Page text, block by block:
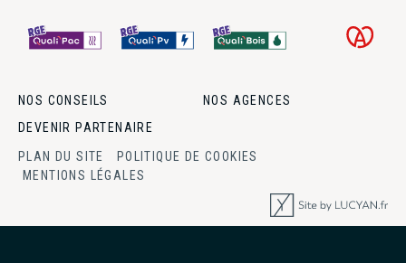
NOS CONSEILS
NOS AGENCES
DEVENIR PARTENAIRE
PLAN DU SITE
POLITIQUE DE COOKIES
MENTIONS LÉGALES